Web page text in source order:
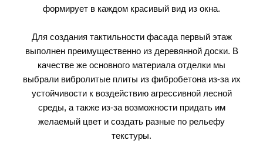
формирует в каждом красивый вид из окна.
Для создания тактильности фасада первый этаж
выполнен преимущественно из деревянной доски. В
качестве же основного материала отделки мы
выбрали вибролитые плиты из фибробетона из-за их
устойчивости к воздействию агрессивной лесной
среды, а также из-за возможности придать им
желаемый цвет и создать разные по рельефу
текстуры.